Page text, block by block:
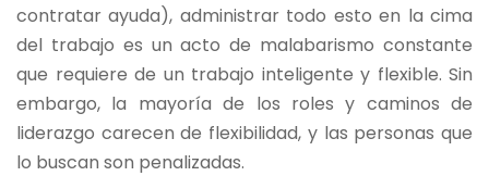
contratar ayuda), administrar todo esto en la cima
del trabajo es un acto de malabarismo constante
que requiere de un trabajo inteligente y flexible. Sin
embargo, la mayoría de los roles y caminos de
liderazgo carecen de flexibilidad, y las personas que
lo buscan son penalizadas.